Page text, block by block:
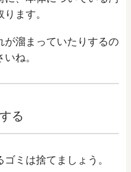
ます。
が溜まっていたりするの
ね。
る
ミは捨てましょう。